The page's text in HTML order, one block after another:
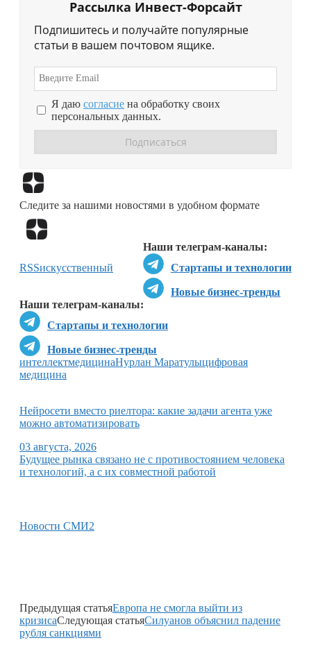
Рассылка Инвест-Форсайт
Подпишитесь и получайте популярные
статьи в вашем почтовом ящике.
Я даю согласие на обработку своих
персональных данных.
Следите за нашими новостями в удобном формате
Наши телеграм-каналы:
Стартапы и технологии
Новые бизнес-тренды
Наши телеграм-каналы:
Стартапы и технологии
Новые бизнес-тренды
RSSискусственный
интеллектмедицинаНурлан Маратулыцифровая
медицина
Нейросети вместо риелтора: какие задачи агента уже
можно автоматизировать
03 августа, 2026
Будущее рынка связано не с противостоянием человека
и технологий, а с их совместной работой
Новости СМИ2
Предыдущая статьяЕвропа не смогла выйти из
кризисаСледующая статьяСилуанов объяснил падение
рубля санкциями